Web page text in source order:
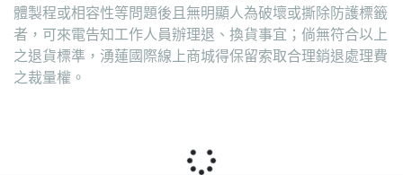
體製程或相容性等問題後且無明顯人為破壞或撕除防護標籤
者，可來電告知工作人員辦理退、換貨事宜；倘無符合以上
之退貨標準，湧蓮國際線上商城得保留索取合理銷退處理費
之裁量權。